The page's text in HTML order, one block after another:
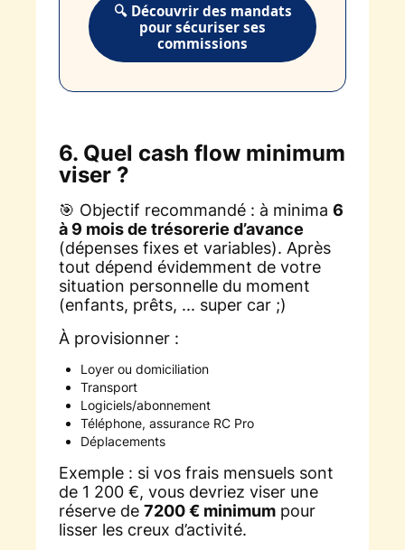
🔍 Découvrir des mandats
pour sécuriser ses
commissions
6. Quel cash flow minimum
viser ?
🎯 Objectif recommandé : à minima6
à 9 mois de trésorerie d’avance
(dépenses fixes et variables). Après
tout dépend évidemment de votre
situation personnelle du moment
(enfants, prêts, ... super car ;)
À provisionner :
Loyer ou domiciliation
Transport
Logiciels/abonnement
Téléphone, assurance RC Pro
Déplacements
Exemple : si vos frais mensuels sont
de 1 200 €, vous devriez viser une
réserve de7200 € minimum pour
lisser les creux d’activité.